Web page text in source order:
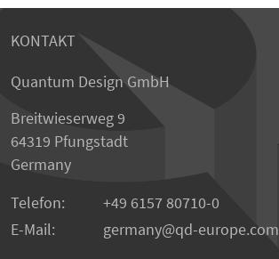
KONTAKT
Quantum Design GmbH
Breitwieserweg 9
64319 Pfungstadt
Germany
Telefon:
+49 6157 80710-0
E-Mail:
germany qd-europe.com